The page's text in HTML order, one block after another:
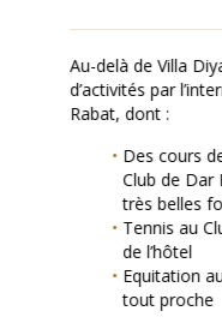
Au-delà de Villa
d’activités par
Rabat, dont :
Des cours
Club de
très belles
Tennis au
de l’hôtel
Equitation
tout proche